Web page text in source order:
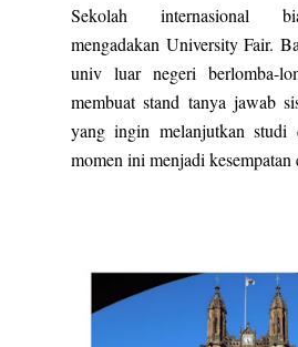
Sekolah internasional
mengadakan University Fair.
univ luar negeri berlomba-
membuat stand tanya jawab
yang ingin melanjutkan studi
momen ini menjadi kesempatan